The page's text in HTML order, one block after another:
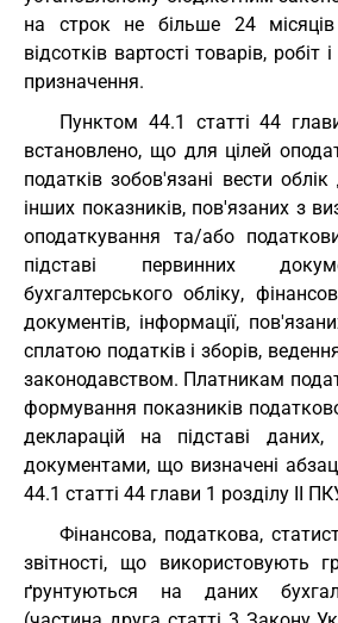
на строк не більше 24
відсотків вартості товарів, робіт
призначення.
Пунктом 44.1 статті 44
встановлено, що для цілей
податків зобов'язані вести
інших показників, пов'язаних з
оподаткування та/або
підставі первинних
бухгалтерського обліку,
документів, інформації,
сплатою податків і зборів,
законодавством. Платникам
формування показників
декларацій на підставі даних,
документами, що визначені
44.1 статті 44 глави 1 розділу II
Фінансова, податкова,
звітності, що використовують
ґрунтуються на даних